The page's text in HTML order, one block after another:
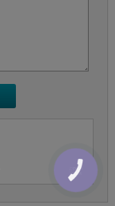
КНОПКА
ЗВ'ЯЗКУ